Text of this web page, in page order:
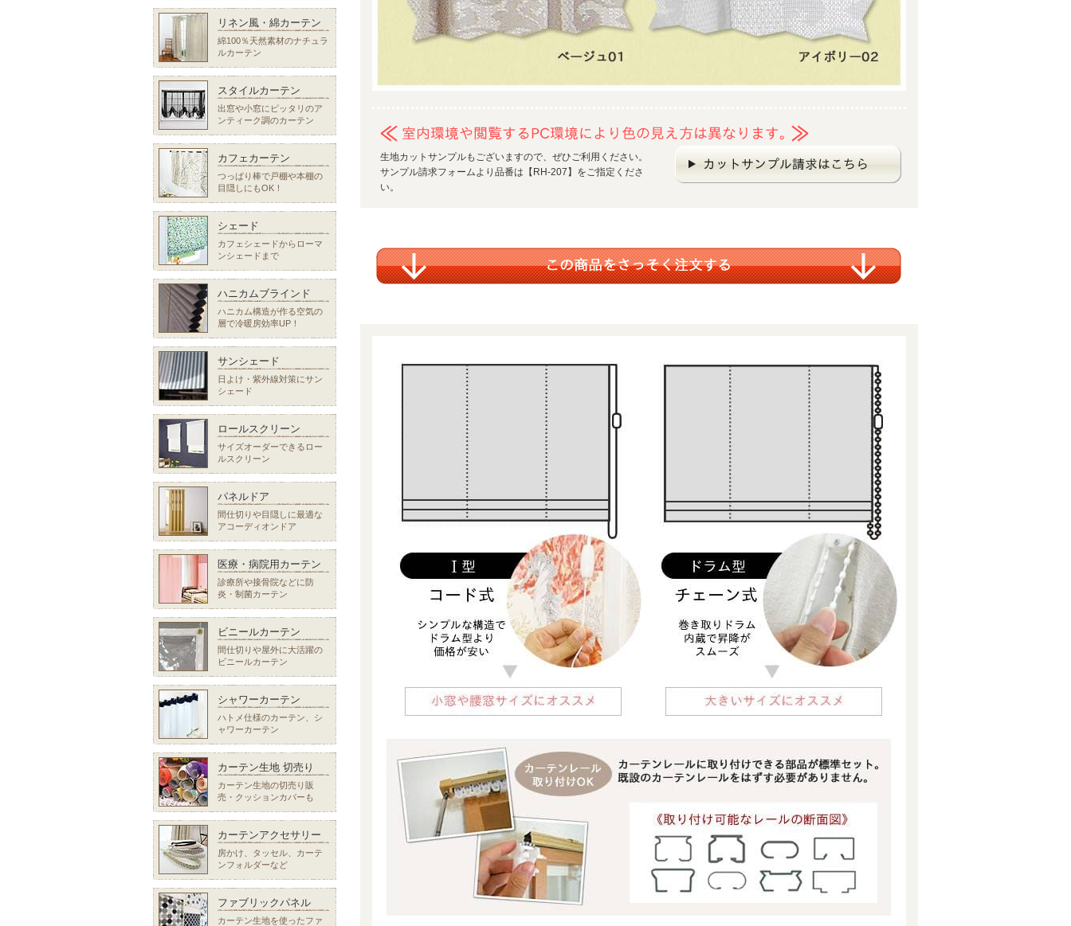
生地カットサンプルもございますので、ぜひご利用ください。
サンプル請求フォームより品番は【RH-207】をご指定くださ
い。
リネン風・綿カーテン
綿100％天然素材のナチュラ
ルカーテン
スタイルカーテン
出窓や小窓にピッタリのア
ンティーク調のカーテン
カフェカーテン
つっぱり棒で戸棚や本棚の
目隠しにもOK！
シェード
カフェシェードからローマ
ンシェードまで
ハニカムブラインド
ハニカム構造が作る空気の
層で冷暖房効率UP！
サンシェード
日よけ・紫外線対策にサン
シェード
ロールスクリーン
サイズオーダーできるロー
ルスクリーン
パネルドア
間仕切りや目隠しに最適な
アコーディオンドア
医療・病院用カーテン
診療所や接骨院などに防
炎・制菌カーテン
ビニールカーテン
間仕切りや屋外に大活躍の
ビニールカーテン
シャワーカーテン
ハトメ仕様のカーテン、シ
ャワーカーテン
カーテン生地 切売り
カーテン生地の切売り販
売・クッションカバーも
カーテンアクセサリー
房かけ、タッセル、カーテ
ンフォルダーなど
ファブリックパネル
カーテン生地を使ったファ